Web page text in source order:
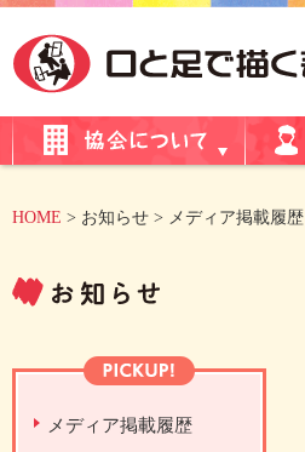
HOME > お知らせ > メディア掲載履歴
メディア掲載履歴